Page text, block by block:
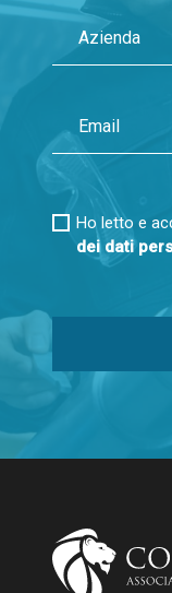
Ho letto e
dei dati